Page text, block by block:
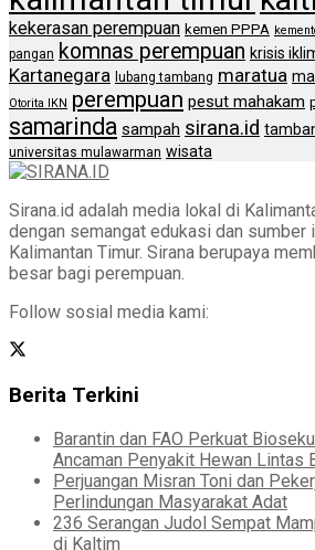
kekerasan perempuan kemen PPPA
pangan komnas perempuan krisis
Kartanegara lubang tambang maratua
Otorita IKN perempuan pesut mahakam
samarinda sampah sirana.id
universitas mulawarman wisata
Sirana.id adalah media lokal di
dengan semangat edukasi dan
Kalimantan Timur. Sirana berupaya
besar bagi perempuan.
Follow sosial media kami:
Berita Terkini
Barantin dan FAO Perkuat
Ancaman Penyakit Hewan Lintas
Perjuangan Misran Toni dan
Perlindungan Masyarakat Adat
236 Serangan Judol Sempat
di Kaltim